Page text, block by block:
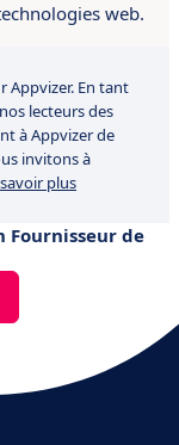
web.
Appvizer. En tant
lecteurs des
à Appvizer de
invitons à
plus
Fournisseur de